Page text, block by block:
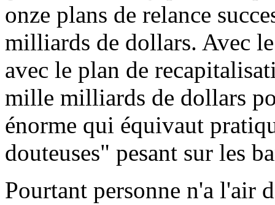
onze plans de relance
milliards de dollars. Avec
avec le plan de
mille milliards de dollars
énorme qui équivaut
douteuses" pesant sur les
Pourtant personne n'a l'air